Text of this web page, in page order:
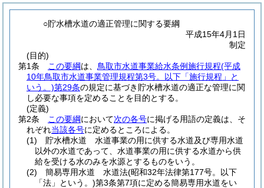
○貯水槽水道の適正管理に関する要綱
平成15年4月1日
制定
(目的)
第1条
この要綱は、 鳥取市水道事業給水条例施行規程(平成
10年鳥取市水道事業管理規程第3号。以下「施行規程」と
いう。)第29条の規定に基づき貯水槽水道の適正な管理に関
し必要な事項を定めることを目的とする。
(定義)
第2条
この要綱において次の各号に掲げる用語の定義は、そ
れぞれ当該各号に定めるところによる。
(1)
貯水槽水道 水道事業の用に供する水道及び専用水道
以外の水道であって、水道事業の用に供する水道から供
給を受ける水のみを水源とするものをいう。
(2)
簡易専用水道 水道法(昭和32年法律第177号。以下
「法」という。)第3条第7項に定める簡易専用水道をい